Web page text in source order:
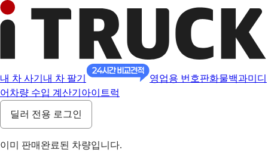
내 차 사기 내 차 팔기 영업용 번호판화물백과미디
어 차량 수입 계산기 아이트럭
딜러 전용 로그인
이미 판매완료된 차량입니다.